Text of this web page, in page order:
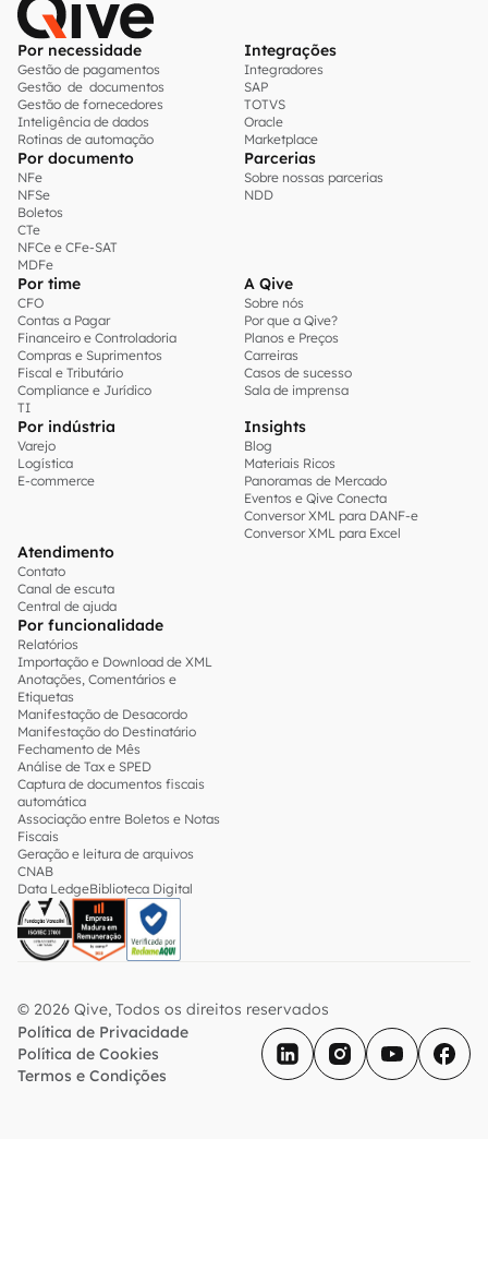
Por necessidade
Gestão de pagamentos
Gestão de documentos
Gestão de fornecedores
Inteligência de dados
Rotinas de automação
Integrações
Integradores
SAP
TOTVS
Oracle
Marketplace
Por documento
NFe
NFSe
Boletos
CTe
NFCe e CFe-SAT
MDFe
Parcerias
Sobre nossas parcerias
NDD
Por time
CFO
Contas a Pagar
Financeiro e Controladoria
Compras e Suprimentos
Fiscal e Tributário
Compliance e Jurídico
TI
A Qive
Sobre nós
Por que a Qive?
Planos e Preços
Carreiras
Casos de sucesso
Sala de imprensa
Por indústria
Varejo
Logística
E-commerce
Insights
Blog
Materiais Ricos
Panoramas de Mercado
Eventos e Qive Conecta
Conversor XML para DANF-e
Conversor XML para Excel
Atendimento
Contato
Canal de escuta
Central de ajuda
Por funcionalidade
Relatórios
Importação e Download de XML
Anotações, Comentários e
Etiquetas
Manifestação de Desacordo
Manifestação do Destinatário
Fechamento de Mês
Análise de Tax e SPED
Captura de documentos fiscais
automática
Associação entre Boletos e Notas
Fiscais
Geração e leitura de arquivos
CNAB
Data LedgeBiblioteca Digital
© 2026 Qive, Todos os direitos reservados
Política de Privacidade
Política de Cookies
Termos e Condições